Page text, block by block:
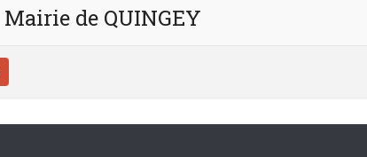
Mairie de QUINGEY